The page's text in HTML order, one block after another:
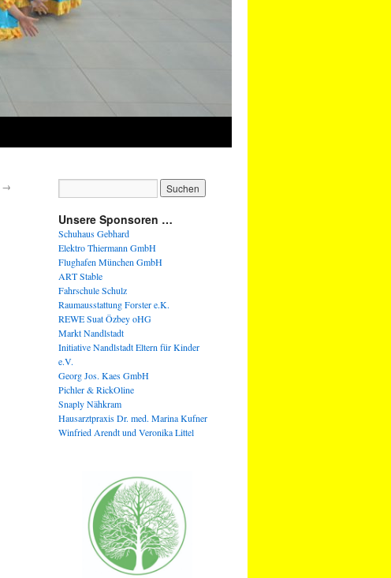
→
Unsere Sponsoren …
Schuhaus Gebhard
Elektro Thiermann GmbH
Flughafen München GmbH
ART Stable
Fahrschule Schulz
Raumausstattung Forster e.K.
REWE Suat Özbey oHG
Markt Nandlstadt
Initiative Nandlstadt Eltern für Kinder
e.V.
Georg Jos. Kaes GmbH
Pichler & RickOline
Snaply Nähkram
Hausarztpraxis Dr. med. Marina Kufner
Winfried Arendt und Veronika Littel